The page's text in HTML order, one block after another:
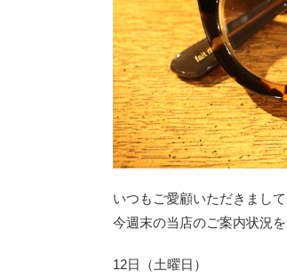
いつもご愛顧いただきまし
今週末の当店のご案内状況
12日（土曜日）